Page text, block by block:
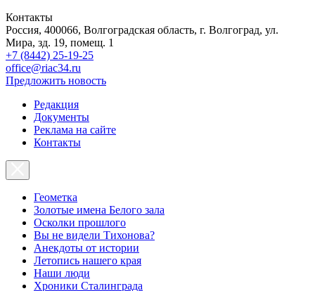
Контакты
Россия, 400066, Волгоградская область, г. Волгоград, ул.
Мира, зд. 19, помещ. 1
+7 (8442) 25-19-25
office@riac34.ru
Предложить новость
Редакция
Документы
Реклама на сайте
Контакты
Геометка
Золотые имена Белого зала
Осколки прошлого
Вы не видели Тихонова?
Анекдоты от истории
Летопись нашего края
Наши люди
Хроники Сталинграда